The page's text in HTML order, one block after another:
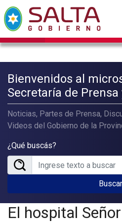
Bienvenidos al
Secretaría de
Noticias, Partes de Prensa,
Videos del Gobierno de la
¿Qué buscás?
Buscar
El hospital